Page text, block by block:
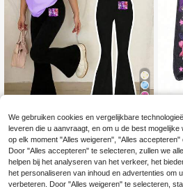
EU Warehouse
1 Set voor jonge meisj
es: een casual en comfortabele T-s
hirt met korte mouwen en ronde hal
s, in cartoonstijl, met een K-POP me
idengroepprint, en een flared broek.
Modieuze vrijetijdsoutfit, geschikt v
oor de lente en zomer.
13.36€13.37€
voor
et
k,
14
We gebruiken cookies en vergelijkbare
leveren die u aanvraagt, en om u de best
op elk moment "Alles weigeren", "Alles
Door "Alles accepteren" te selecteren, zullen we
helpen bij het analyseren van het verkeer, het
het personaliseren van inhoud en advertenties om
verbeteren. Door "Alles weigeren" te selecteren,